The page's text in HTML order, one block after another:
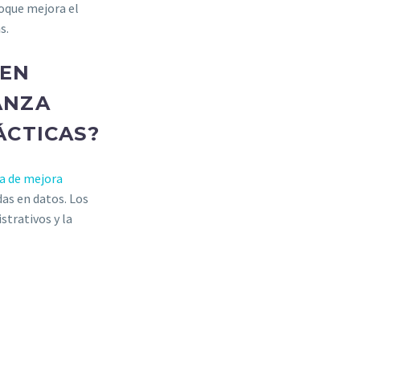
mejora el
de mejora
en datos. Los
y la